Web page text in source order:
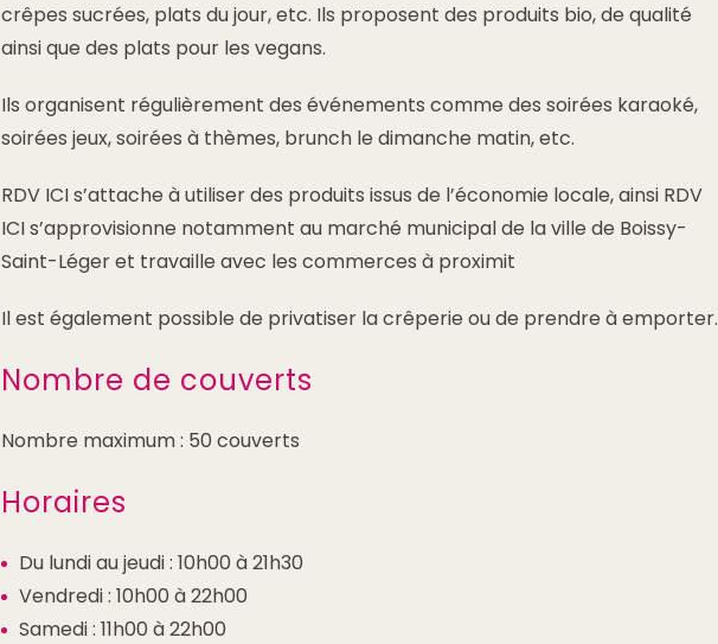
crêpes sucrées, plats du jour, etc. Ils proposent des produits bio, de qualité
ainsi que des plats pour les vegans.
Ils organisent régulièrement des événements comme des soirées karaoké,
soirées jeux, soirées à thèmes, brunch le dimanche matin, etc.
RDV ICI s’attache à utiliser des produits issus de l’économie locale, ainsi RDV
ICI s’approvisionne notamment au marché municipal de la ville de Boissy-
Saint-Léger et travaille avec les commerces à proximit
Il est également possible de privatiser la crêperie ou de prendre à emporter.
Nombre de couverts
Nombre maximum : 50 couverts
Horaires
Du lundi au jeudi : 10h00 à 21h30
Vendredi : 10h00 à 22h00
Samedi : 11h00 à 22h00